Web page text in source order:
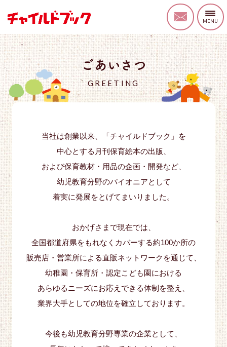
ごあいさつ
GREETING
当社は創業以来、「チャイルドブック」を
中心とする月刊保育絵本の出版、
および保育教材・用品の企画・開発など、
幼児教育分野のパイオニアとして
着実に発展をとげてまいりました。
おかげさまで現在では、
全国都道府県をもれなくカバーする約100か所の
販売店・営業所による直販ネットワークを通じて、
幼稚園・保育所・認定こども園における
あらゆるニーズにお応えできる体制を整え、
業界大手としての地位を確立しております。
今後も幼児教育分野専業の企業として、